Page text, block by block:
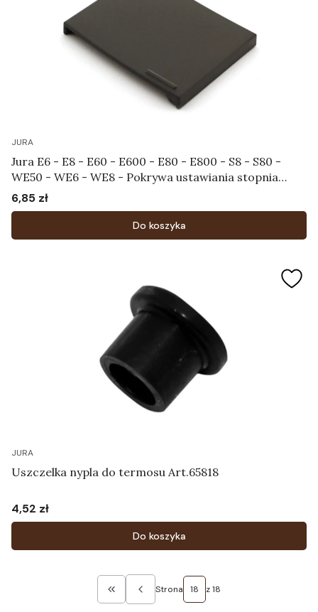
JURA
Jura E6 - E8 - E60 - E600 - E80 - E800 - S8 - S80 -
WE50 - WE6 - WE8 - Pokrywa ustawiania stopnia
zmielenia Art.72499
Cena
6,85 zł
Do koszyka
JURA
Uszczelka nypla do termosu Art.65818
Cena
4,52 zł
Do koszyka
Wróć do pierwszej strony z produktami
Strona z 18